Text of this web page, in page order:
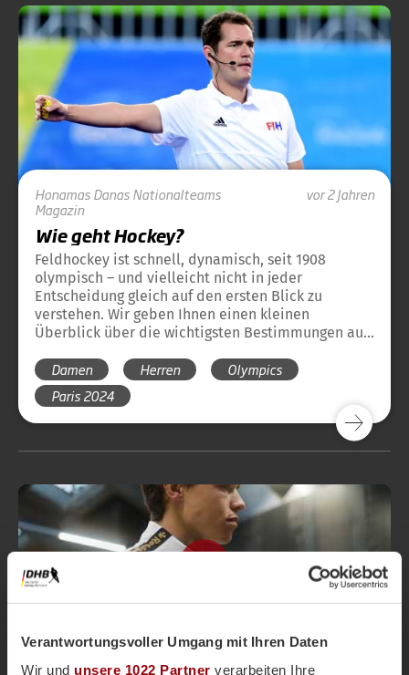
Verantwortungsvoller Umgang mit Ihren Daten
Wir und unsere 1022 Partner verarbeiten Ihre
HonamasDanasNationalteams
Magazin
vor 2 Jahren
Wie geht Hockey?
Feldhockey ist schnell, dynamisch, seit 1908
olympisch – und vielleicht nicht in jeder
Entscheidung gleich auf den ersten Blick zu
verstehen. Wir geben Ihnen einen kleinen
Überblick über die wichtigsten Bestimmungen aus
Feldhockey. Damit sich der Hockey-Regel-
Dschungel auch für die neuen Hockeyfreunde ganz
schnell lichtet.
Damen Herren
Olympics
Paris 2024
Reece präsentiert Tokyo Replica Shirts